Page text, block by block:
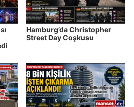
Hamburg’da Christopher
Street Day Coşkusu